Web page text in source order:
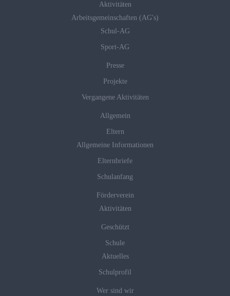
Aktivitäten
Arbeitsgemeinschaften (AG's)
Schul-AG
Sport-AG
Presse
Projekte
Vergangene Aktivitäten
Allgemein
Eltern
Allgemeine Informationen
Elternbriefe
Schulanfang
Förderverein
Aktivitäten
Geschützt
Schule
Aktuelles
Schulprofil
Wer sind wir